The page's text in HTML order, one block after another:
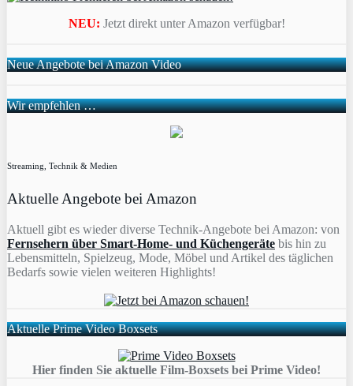
NEU: Jetzt direkt unter Amazon verfügbar!
Neue Angebote bei Amazon Video
Wir empfehlen …
Streaming, Technik & Medien
Aktuelle Angebote bei Amazon
Aktuell gibt es wieder diverse Technik-Angebote bei Amazon: von
Fernsehern über Smart-Home- und Küchengeräte bis hin zu
Lebensmitteln, Spielzeug, Mode, Möbel und Artikel des täglichen
Bedarfs sowie vielen weiteren Highlights!
Aktuelle Prime Video Boxsets
Hier finden Sie aktuelle Film-Boxsets bei Prime Video!